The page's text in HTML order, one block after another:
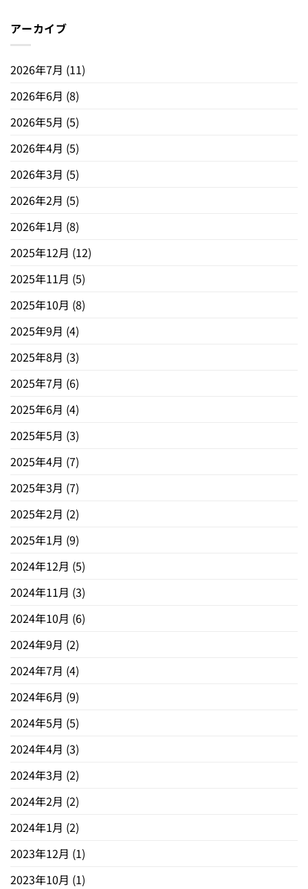
アーカイブ
2026年7月 (11)
2026年6月 (8)
2026年5月 (5)
2026年4月 (5)
2026年3月 (5)
2026年2月 (5)
2026年1月 (8)
2025年12月 (12)
2025年11月 (5)
2025年10月 (8)
2025年9月 (4)
2025年8月 (3)
2025年7月 (6)
2025年6月 (4)
2025年5月 (3)
2025年4月 (7)
2025年3月 (7)
2025年2月 (2)
2025年1月 (9)
2024年12月 (5)
2024年11月 (3)
2024年10月 (6)
2024年9月 (2)
2024年7月 (4)
2024年6月 (9)
2024年5月 (5)
2024年4月 (3)
2024年3月 (2)
2024年2月 (2)
2024年1月 (2)
2023年12月 (1)
2023年10月 (1)